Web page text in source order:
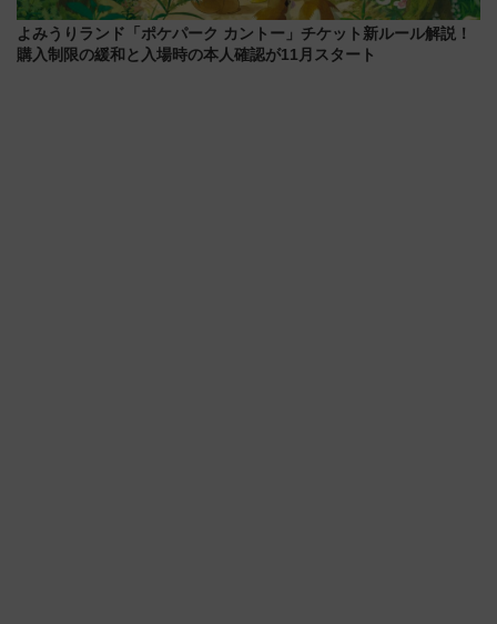
よみうりランド「ポケパーク カントー」チケット新ルール解説！
購入制限の緩和と入場時の本人確認が11月スタート